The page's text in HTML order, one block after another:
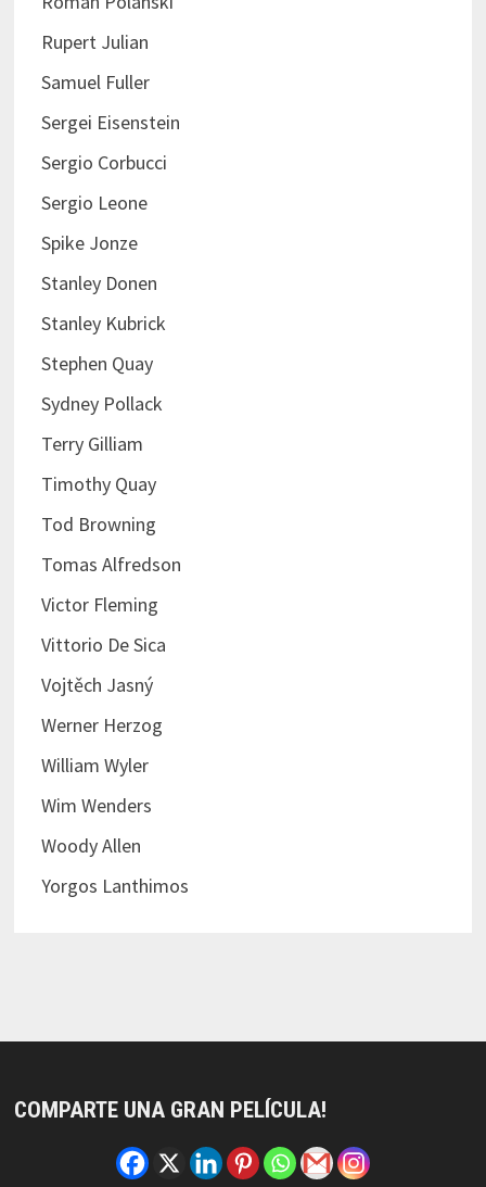
Rupert Julian
Samuel Fuller
Sergei Eisenstein
Sergio Corbucci
Sergio Leone
Spike Jonze
Stanley Donen
Stanley Kubrick
Stephen Quay
Sydney Pollack
Terry Gilliam
Timothy Quay
Tod Browning
Tomas Alfredson
Victor Fleming
Vittorio De Sica
Vojtěch Jasný
Werner Herzog
William Wyler
Wim Wenders
Woody Allen
Yorgos Lanthimos
COMPARTE UNA GRAN PELÍCULA!